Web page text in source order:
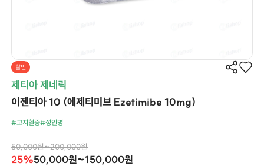
할인
제티아 제네릭
이젠티아 10 (에제티미브 Ezetimibe 10mg)
#고지혈증#성인병
50,000원~200,000원
25%50,000원~150,000원